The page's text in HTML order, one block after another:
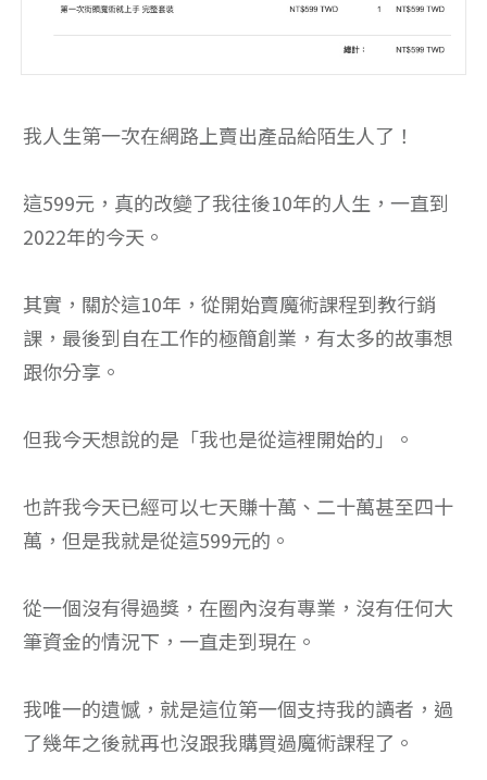
我人生第一次在網路上賣出產品給陌生人了！
這599元，真的改變了我往後10年的人生，一直到
2022年的今天。
其實，關於這10年，從開始賣魔術課程到教行銷
課，最後到自在工作的極簡創業，有太多的故事想
跟你分享。
但我今天想說的是「我也是從這裡開始的」。
也許我今天已經可以七天賺十萬、二十萬甚至四十
萬，但是我就是從這599元的。
從一個沒有得過獎，在圈內沒有專業，沒有任何大
筆資金的情況下，一直走到現在。
我唯一的遺憾，就是這位第一個支持我的讀者，過
了幾年之後就再也沒跟我購買過魔術課程了。